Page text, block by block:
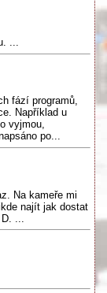
...
fází programů,
Například u
vyjmou,
po...
Na kameře mi
najít jak dostat
...